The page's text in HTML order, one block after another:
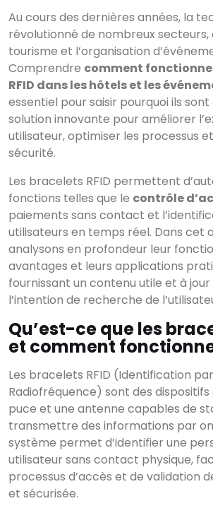
Au cours des dernières années, la
révolutionné de nombreux
tourisme et l’organisation
Comprendre comment
RFID dans les hôtels et les
essentiel pour saisir pourquoi ils sont
solution innovante pour améliorer
utilisateur, optimiser les processus
sécurité.
Les bracelets RFID permettent
fonctions telles que le contrôle
paiements sans contact et
utilisateurs en temps réel. Dans cet
analysons en profondeur leur
avantages et leurs applications
fournissant un contenu utile et à
l’intention de recherche de
Qu’est-ce que les
et comment
Les bracelets RFID (Identification par
Radiofréquence) sont des
puce et une antenne capables de
transmettre des informations par
système permet d’identifier une
utilisateur sans contact physique,
processus d’accès et de validation
et sécurisée.